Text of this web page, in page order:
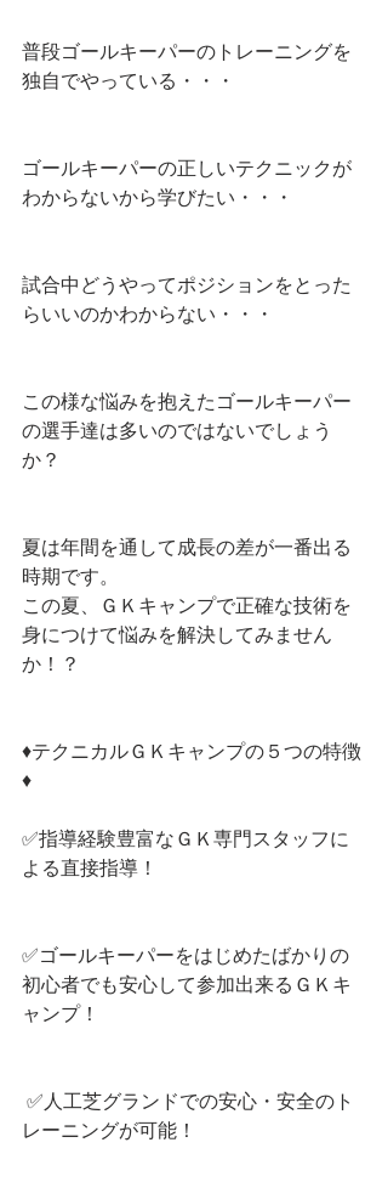
普段ゴールキーパーのトレーニングを
独自でやっている・・・
ゴールキーパーの正しいテクニックが
わからないから学びたい・・・
試合中どうやってポジションをとった
らいいのかわからない・・・
この様な悩みを抱えたゴールキーパー
の選手達は多いのではないでしょう
か？
夏は年間を通して成長の差が一番出る
時期です。
この夏、ＧＫキャンプで正確な技術を
身につけて悩みを解決してみません
か！？
♦︎テクニカルＧＫキャンプの５つの特徴
♦︎
✅指導経験豊富なＧＫ専門スタッフに
よる直接指導！
✅ゴールキーパーをはじめたばかりの
初心者でも安心して参加出来るＧＫキ
ャンプ！
レーニングが可能！